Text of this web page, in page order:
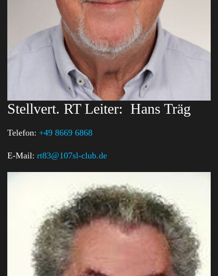
Stellvert. RT Leiter: Hans Träg
Telefon: +49 8669 6868
E-Mail: rt83@107sl-club.de